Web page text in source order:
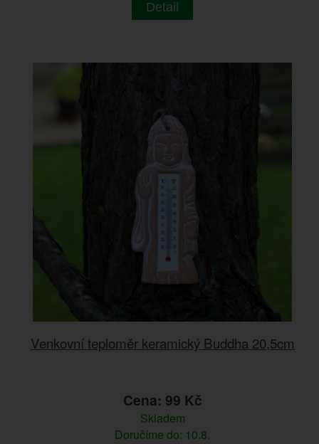
Detail
Venkovní teploměr keramický Buddha 20,5cm
Cena: 99 Kč
Skladem
Doručíme do: 10.8.